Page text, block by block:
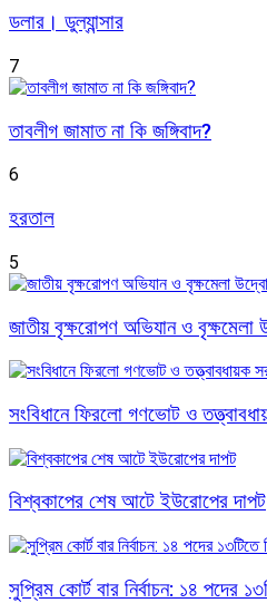
ডলার। ডুল্যান্সার
7
তাবলীগ জামাত না কি জঙ্গিবাদ?
6
হরতাল
5
জাতীয় বৃক্ষরোপণ অভিযান ও বৃক্ষমেলা
সংবিধানে ফিরলো গণভোট ও
বিশ্বকাপের শেষ আটে ইউরোপের দাপট
সুপ্রিম কোর্ট বার নির্বাচন: ১৪ পদের